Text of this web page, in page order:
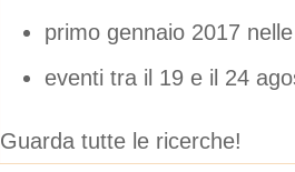
primo gennaio 2017
eventi tra il 19 e il 24
Guarda tutte le ricerche!